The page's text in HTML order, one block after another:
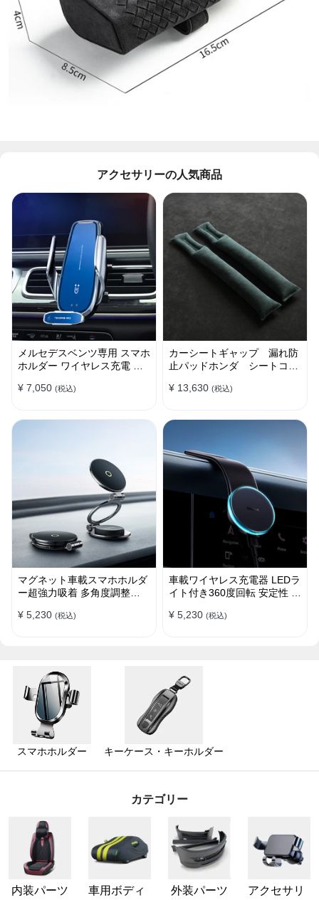
アクセサリーの人気商品
メルセデスベンツ専用 スマホ
ホルダー ワイヤレス充電 吹
¥ 7,050 (税込)
カーシートギャップ 漏れ防
止パッドホンダ シートコン
¥ 13,630 (税込)
マグネット車載スマホホルダ
ー超強力吸着 多角度調整
ー 折りたたみ式 片手操作 安
¥ 5,230 (税込)
車載ワイヤレス充電器 LEDラ
イト付き360度回転 安定性 粘
し口式兼用 片手操作 置くだ
¥ 5,230 (税込)
スマホホルダー キーケース・キーホルダー
カテゴリー
内装パーツ
車用ボディ
外装パーツ
アクセサリ